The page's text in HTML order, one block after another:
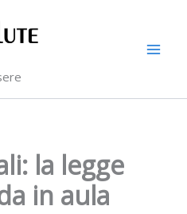
la legge
in aula